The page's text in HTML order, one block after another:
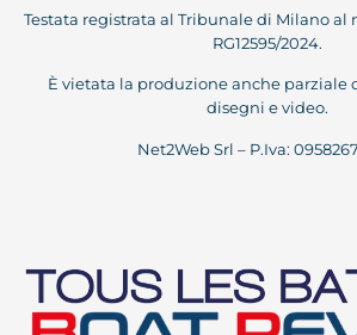
Testata registrata al Tribunale di Milano al
RG12595/2024.
È vietata la produzione anche parziale
disegni e video.
Net2Web Srl – P.Iva: